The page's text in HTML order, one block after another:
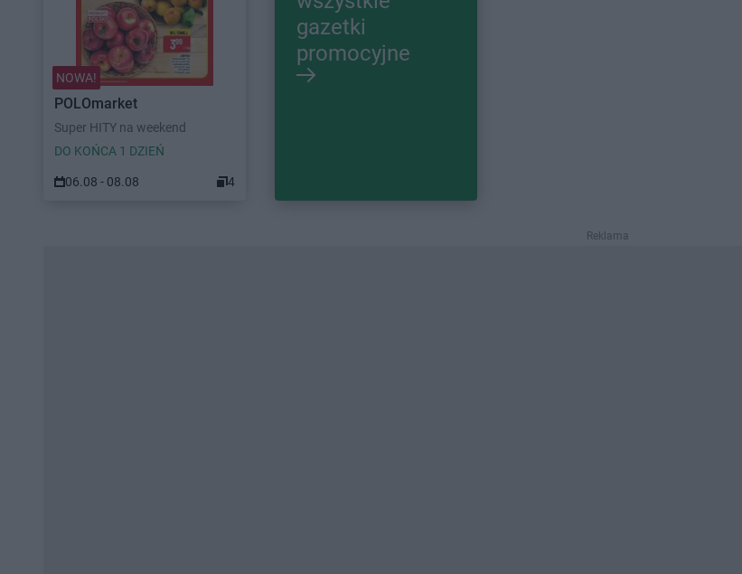
NOWA!
POLOmarket
Super HITY na weekend
DO KOŃCA 1 DZIEŃ
06.08 - 08.08 4
gazetki
promocyjne
Reklama